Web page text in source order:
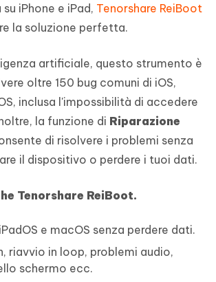
iPhone e iPad, Tenorshare ReiBoot
la soluzione perfetta.
artificiale, questo strumento è
oltre 150 bug comuni di iOS,
inclusa l'impossibilità di accedere
la funzione di Riparazione
di risolvere i problemi senza
il dispositivo o perdere i tuoi dati.
Tenorshare ReiBoot.
e macOS senza perdere dati.
riavvio in loop, problemi audio,
schermo ecc.